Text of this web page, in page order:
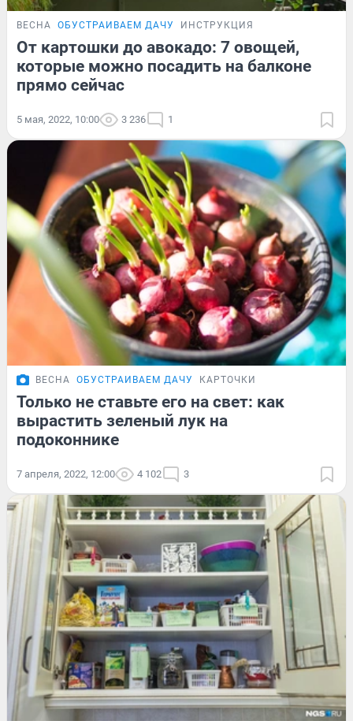
ВЕСНА ОБУСТРАИВАЕМ ДАЧУ ИНСТРУКЦИЯ
От картошки до авокадо: 7 овощей,
которые можно посадить на балконе
прямо сейчас
5 мая, 2022, 10:00 3 236 1
ВЕСНА ОБУСТРАИВАЕМ ДАЧУ КАРТОЧКИ
Только не ставьте его на свет: как
вырастить зеленый лук на
подоконнике
7 апреля, 2022, 12:00 4 102 3